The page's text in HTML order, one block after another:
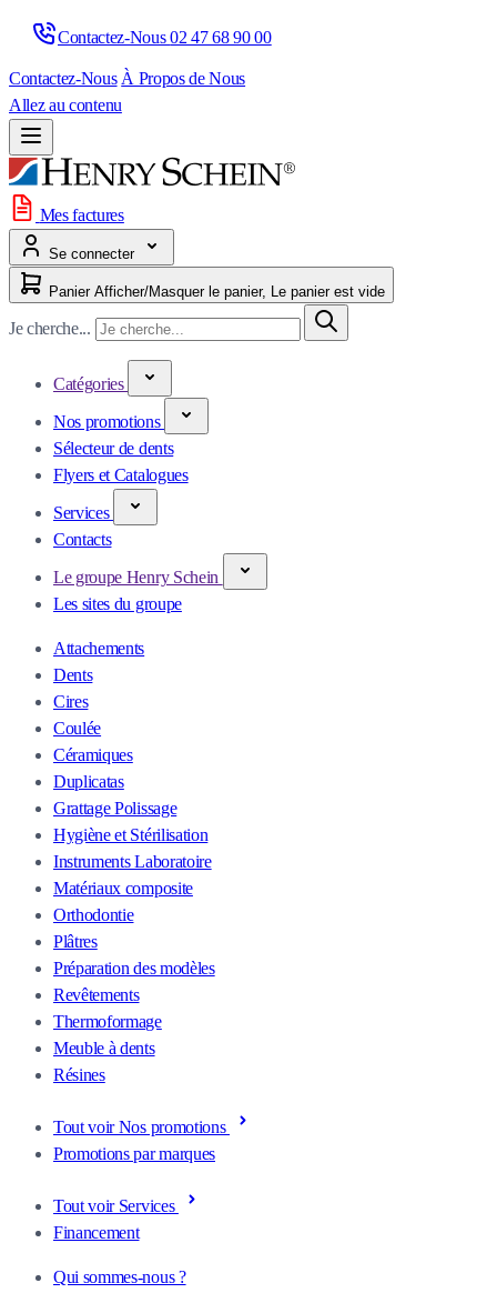
Contactez-Nous 02 47 68 90 00
Contactez-Nous À Propos de Nous
Allez au contenu
Mes factures
Se connecter
Panier Afficher/Masquer le panier, Le panier est vide
Je cherche...
Catégories
Nos promotions
Sélecteur de dents
Flyers et Catalogues
Services
Contacts
Le groupe Henry Schein
Les sites du groupe
Attachements
Dents
Cires
Coulée
Céramiques
Duplicatas
Grattage Polissage
Hygiène et Stérilisation
Instruments Laboratoire
Matériaux composite
Orthodontie
Plâtres
Préparation des modèles
Revêtements
Thermoformage
Meuble à dents
Résines
Tout voir Nos promotions
Promotions par marques
Tout voir Services
Financement
Qui sommes-nous ?